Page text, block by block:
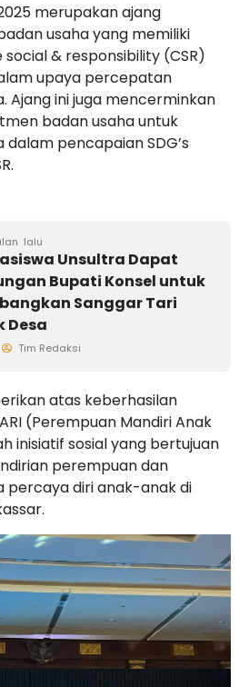
merupakan ajang
usaha yang memiliki
& responsibility (CSR)
upaya percepatan
Ajang ini juga mencerminkan
badan usaha untuk
pencapaian SDG’s
lalu
Unsultra Dapat
Bupati Konsel untuk
Sanggar Tari
Desa
Tim Redaksi
atas keberhasilan
(Perempuan Mandiri Anak
inisiatif sosial yang bertujuan
perempuan dan
percaya diri anak-anak di